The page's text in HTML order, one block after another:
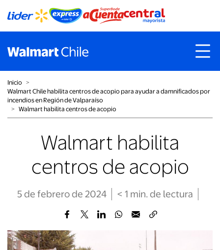
Inicio ˃
Walmart Chile habilita centros de acopio para ayudar a damnificados por
incendios en Región de Valparaíso
˃ Walmart habilita centros de acopio
Walmart habilita
centros de acopio
5 de febrero de 2024 < 1 min. de lectura